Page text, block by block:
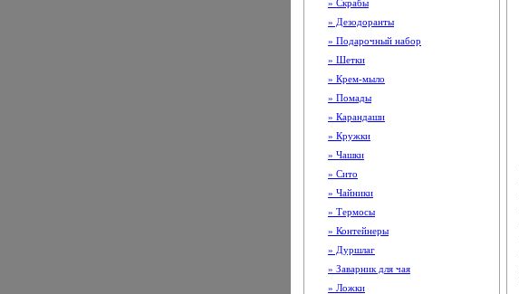
» Скрабы
» Дезодоранты
» Подарочный набор
» Шетки
» Крем-мыло
» Помады
» Карандаши
» Кружки
» Чашки
» Сито
» Чайники
» Термосы
» Контейнеры
» Дуршлаг
» Заварник для чая
» Ложки